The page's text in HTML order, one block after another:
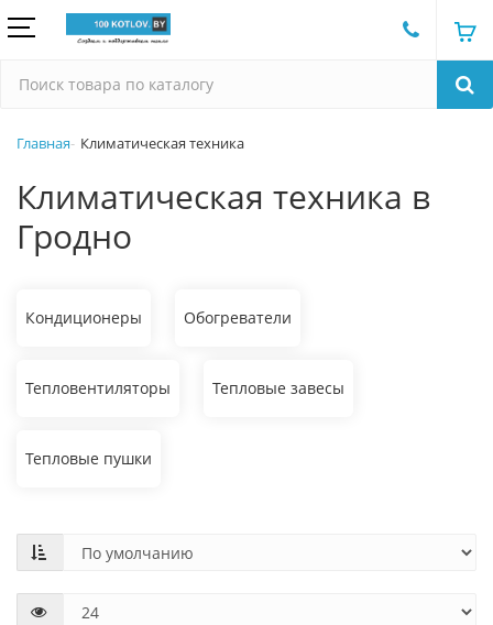
Главная Климатическая техника
Климатическая техника в
Гродно
Кондиционеры Обогреватели
Тепловентиляторы Тепловые завесы
Тепловые пушки